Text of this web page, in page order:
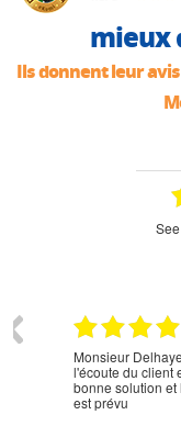
mieux
Ils donnent leur
Monsieur
l'écoute du client
bonne solution
est prévu